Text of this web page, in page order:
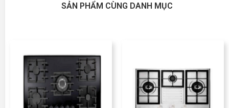
SẢN PHẨM CÙNG DANH MỤC